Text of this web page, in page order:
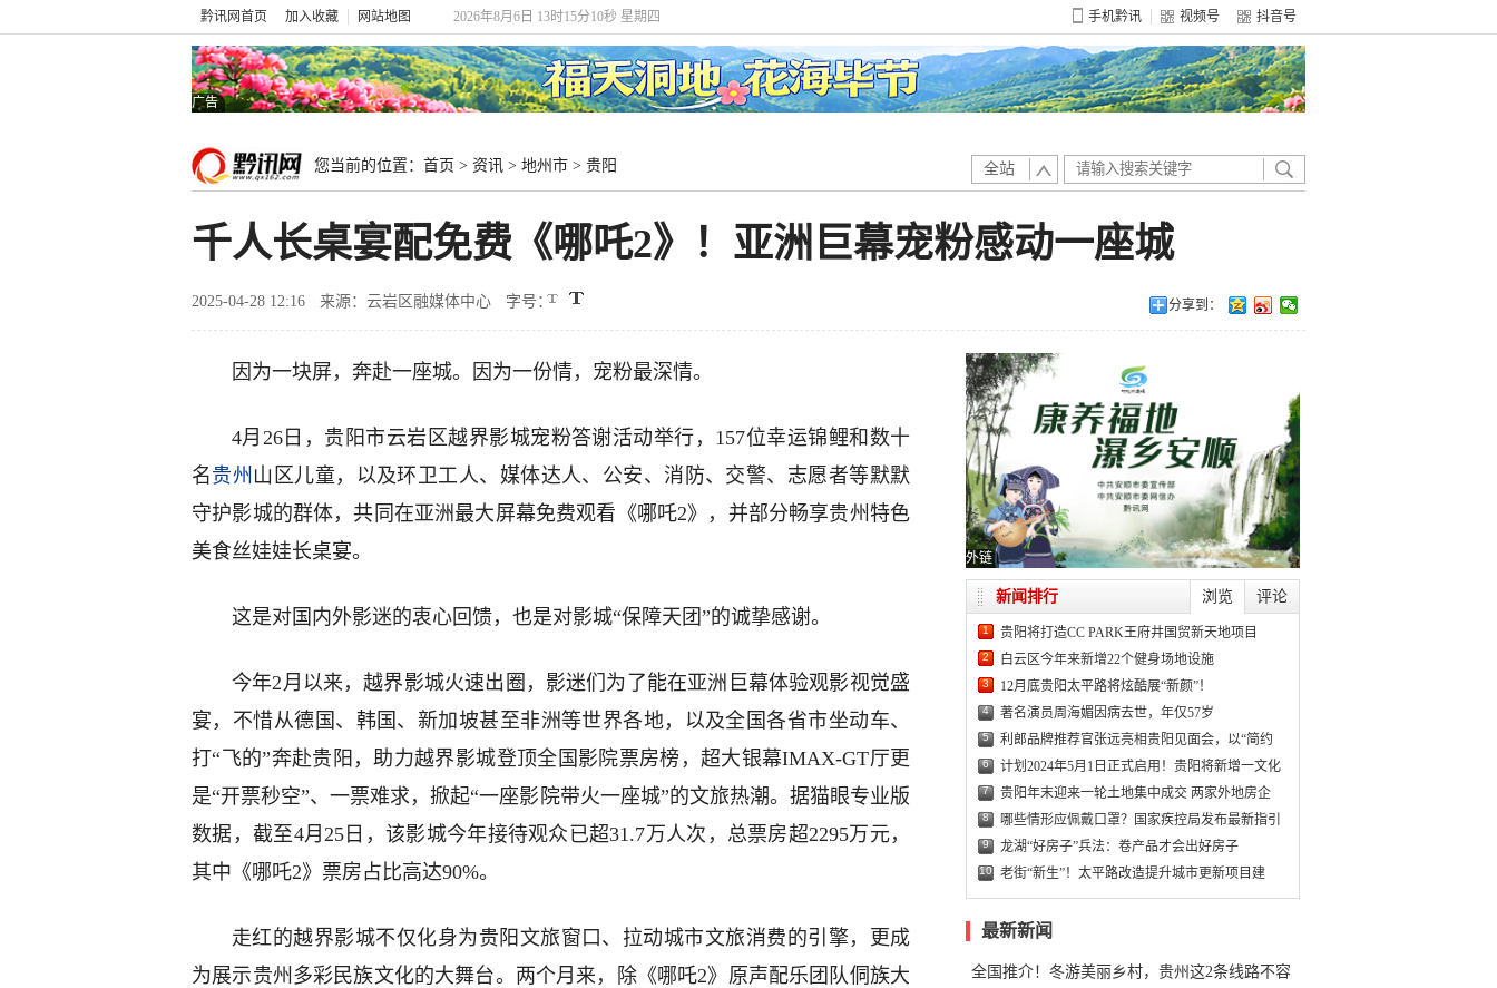
黔讯网首页 加入收藏 网站地图 2026年8月6日 13时15分11秒 星期四 手机黔讯 视频号 抖音号
广告
您当前的位置： 首页 > 资讯 > 地州市 > 贵阳 全站
千人长桌宴配免费《哪吒2》！亚洲巨幕宠粉感动一座城
2025-04-28 12:16 来源：云岩区融媒体中心 字号： 分享到：
因为一块屏，奔赴一座城。因为一份情，宠粉最深情。
4月26日，贵阳市云岩区越界影城宠粉答谢活动举行，157位幸运锦鲤和数十
名贵州 山区儿童，以及环卫工人、媒体达人、公安、消防、交警、志愿者等默默
守护影城的群体，共同在亚洲最大屏幕免费观看《哪吒2》，并部分畅享贵州特色
美食丝娃娃长桌宴。
这是对国内外影迷的衷心回馈，也是对影城“保障天团”的诚挚感谢。
今年2月以来，越界影城火速出圈，影迷们为了能在亚洲巨幕体验观影视觉盛
宴，不惜从德国、韩国、新加坡甚至非洲等世界各地，以及全国各省市坐动车、
打“飞的”奔赴贵阳，助力越界影城登顶全国影院票房榜，超大银幕IMAX-GT厅更
是“开票秒空”、一票难求，掀起“一座影院带火一座城”的文旅热潮。据猫眼专业版
数据，截至4月25日，该影城今年接待观众已超31.7万人次，总票房超2295万元，
其中《哪吒2》票房占比高达90%。
走红的越界影城不仅化身为贵阳文旅窗口、拉动城市文旅消费的引擎，更成
为展示贵州多彩民族文化的大舞台。两个月来，除《哪吒2》原声配乐团队侗族大
外链
浏览 评论
新闻排行
1 贵阳将打造CC PARK王府井国贸新天地项目
2 白云区今年来新增22个健身场地设施
3 12月底贵阳太平路将炫酷展“新颜”！
4 著名演员周海媚因病去世，年仅57岁
5 利郎品牌推荐官张远亮相贵阳见面会，以“简约
6 计划2024年5月1日正式启用！贵阳将新增一文化
7 贵阳年末迎来一轮土地集中成交 两家外地房企
8 哪些情形应佩戴口罩？国家疾控局发布最新指引
9 龙湖“好房子”兵法：卷产品才会出好房子
10 老街“新生”！太平路改造提升城市更新项目建
最新新闻
全国推介！冬游美丽乡村，贵州这2条线路不容